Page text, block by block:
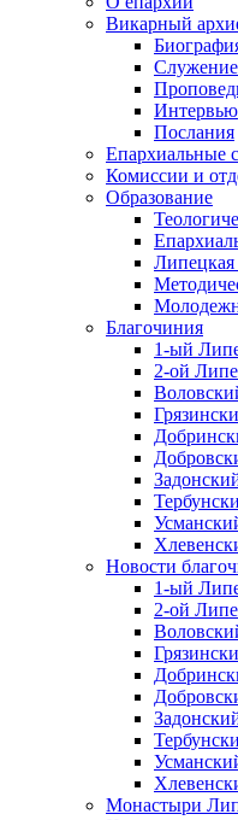
Викарный
Служение
Интервью
Послания
Епархиальные
Комиссии и
Образование
Липецкая
Благочиния
1-ый
2-ой
Новости
1-ый
2-ой
Монастыри